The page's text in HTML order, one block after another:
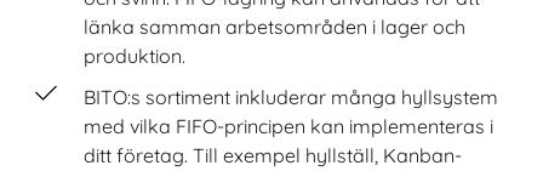
länka samman arbetsområden i lager och
produktion.
BITO:s sortiment inkluderar många hyllsystem
med vilka FIFO-principen kan implementeras i
ditt företag. Till exempel hyllställ, Kanban-